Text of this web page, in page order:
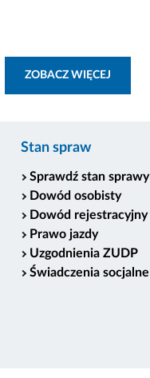
ZOBACZ WIĘCEJ
Stan spraw
Sprawdź stan sprawy
Dowód osobisty
Dowód rejestracyjny
Prawo jazdy
Uzgodnienia ZUDP
Świadczenia